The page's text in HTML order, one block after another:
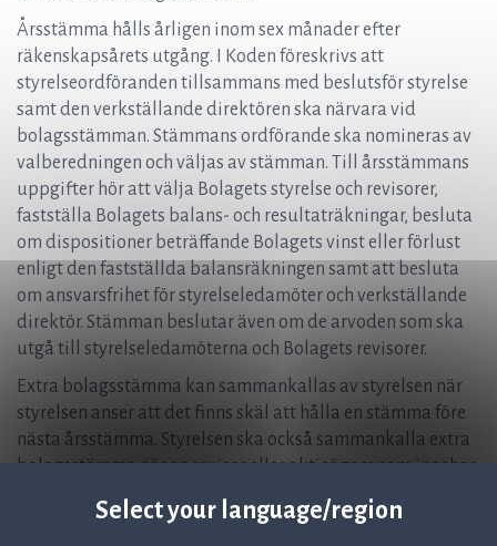
Select your language/region
Årsstämma hålls årligen inom sex månader efter
räkenskapsårets utgång. I Koden föreskrivs att
styrelseordföranden tillsammans med beslutsför styrelse
samt den verkställande direktören ska närvara vid
bolagsstämman. Stämmans ordförande ska nomineras av
valberedningen och väljas av stämman. Till årsstämmans
uppgifter hör att välja Bolagets styrelse och revisorer,
fastställa Bolagets balans- och resultaträkningar, besluta
om dispositioner beträffande Bolagets vinst eller förlust
enligt den fastställda balansräkningen samt att besluta
om ansvarsfrihet för styrelseledamöter och verkställande
direktör. Stämman beslutar även om de arvoden som ska
utgå till styrelseledamöterna och Bolagets revisorer.
Extra bolagsstämma kan sammankallas av styrelsen när
styrelsen anser att det finns skäl att hålla en stämma före
nästa årsstämma. Styrelsen ska också sammankalla extra
bolagsstämma när en revisor eller aktieägare som innehar
stämma ska hållas för att behandla ett specifikt ärende.